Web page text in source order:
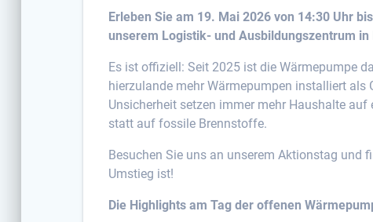
Erleben Sie am 19. Mai 2026 von 14:30 Uhr
unserem Logistik- und Ausbildungszentrum
Es ist offiziell: Seit 2025 ist die Wärmepumpe
hierzulande mehr Wärmepumpen installiert als
Unsicherheit setzen immer mehr Haushalte
statt auf fossile Brennstoffe.
Besuchen Sie uns an unserem Aktionstag und
Umstieg ist!
Die Highlights am Tag der offenen